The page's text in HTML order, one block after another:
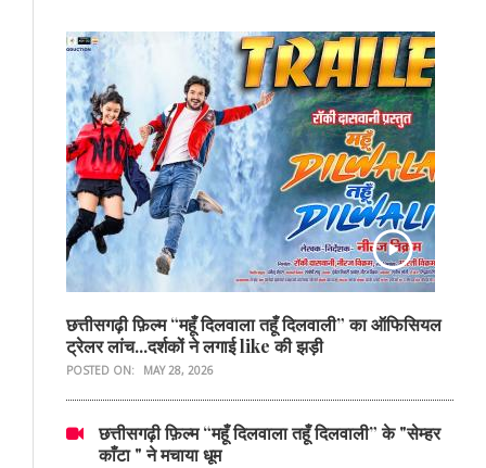
छत्तीसगढ़ी फ़िल्म “महूँ दिलवाला तहूँ दिलवाली” का ऑफिसियल
ट्रेलर लांच...दर्शकों ने लगाई like की झड़ी
POSTED ON: MAY 28, 2026
छत्तीसगढ़ी फ़िल्म “महूँ दिलवाला तहूँ दिलवाली” के "सेम्हर
काँटा " ने मचाया धूम